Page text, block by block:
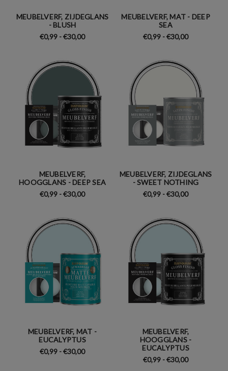
MEUBELVERF, ZIJDEGLANS
- BLUSH
€0,99 - €30,00
MEUBELVERF, MAT - DEEP
SEA
€0,99 - €30,00
MEUBELVERF,
HOOGGLANS - DEEP SEA
€0,99 - €30,00
MEUBELVERF, ZIJDEGLANS
- SWEET NOTHING
€0,99 - €30,00
MEUBELVERF, MAT -
EUCALYPTUS
€0,99 - €30,00
MEUBELVERF,
HOOGGLANS -
EUCALYPTUS
€0,99 - €30,00